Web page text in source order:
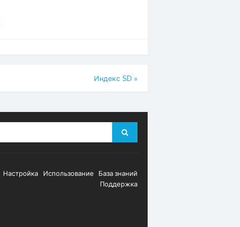
Индекс SD »
Search
Настройка Использование
База знаний
Поддержка